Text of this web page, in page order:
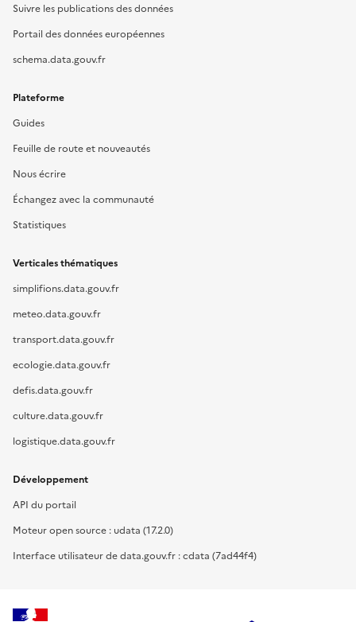
Suivre les publications des données
Portail des données européennes
schema.data.gouv.fr
Plateforme
Guides
Feuille de route et nouveautés
Nous écrire
Échangez avec la communauté
Statistiques
Verticales thématiques
simplifions.data.gouv.fr
meteo.data.gouv.fr
transport.data.gouv.fr
ecologie.data.gouv.fr
defis.data.gouv.fr
culture.data.gouv.fr
logistique.data.gouv.fr
Développement
API du portail
Moteur open source : udata (17.2.0)
Interface utilisateur de data.gouv.fr : cdata (7ad44f4)